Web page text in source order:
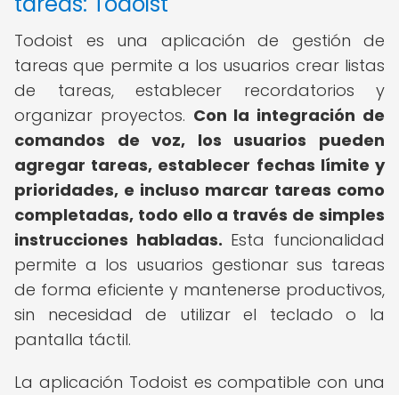
Todoist es una aplicación de gestión de
tareas que permite a los usuarios crear listas
de tareas, establecer recordatorios y
organizar proyectos. Con la integración de
comandos de voz, los usuarios pueden
agregar tareas, establecer fechas límite y
prioridades, e incluso marcar tareas como
completadas, todo ello a través de simples
instrucciones habladas. Esta funcionalidad
permite a los usuarios gestionar sus tareas
de forma eficiente y mantenerse productivos,
sin necesidad de utilizar el teclado o la
pantalla táctil.
La aplicación Todoist es compatible con una